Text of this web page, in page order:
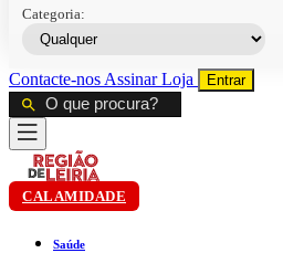
Categoria:
Contacte-nos AssinarLoja Entrar
CALAMIDADE
Saúde